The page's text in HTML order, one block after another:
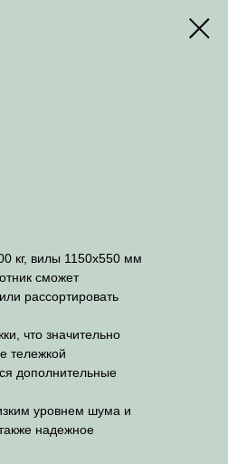
кг, вилы 1150x550 мм
сможет
рассортировать
что значительно
тележкой
дополнительные
уровнем шума и
надежное